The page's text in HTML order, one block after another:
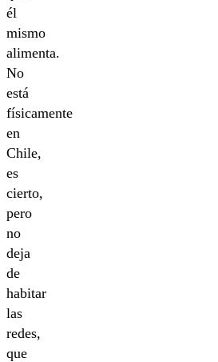
él
mismo
alimenta.
No
está
físicamente
en
Chile,
es
cierto,
pero
no
deja
de
habitar
las
redes,
que